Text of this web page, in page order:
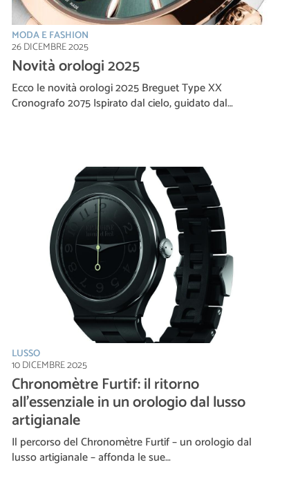
MODA E FASHION
26 DICEMBRE 2025
Novità orologi 2025
Ecco le novità orologi 2025 Breguet Type XX
Cronografo 2075 Ispirato dal cielo, guidato dal…
LUSSO
10 DICEMBRE 2025
Chronomètre Furtif: il ritorno
all’essenziale in un orologio dal lusso
artigianale
Il percorso del Chronomètre Furtif – un orologio dal
lusso artigianale – affonda le sue…